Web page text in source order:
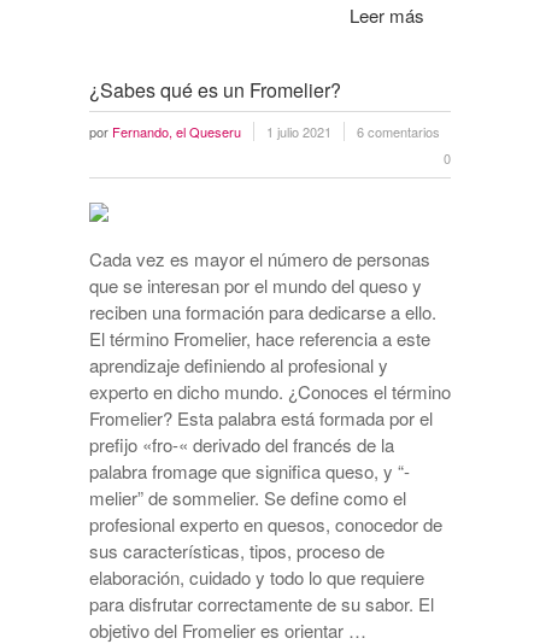
Leer más
¿Sabes qué es un Fromelier?
por Fernando, el Queseru 1 julio 2021
6 comentarios
0
Cada vez es mayor el número de personas
que se interesan por el mundo del queso y
reciben una formación para dedicarse a ello.
El término Fromelier, hace referencia a este
aprendizaje definiendo al profesional y
experto en dicho mundo. ¿Conoces el término
Fromelier? Esta palabra está formada por el
prefijo «fro-« derivado del francés de la
palabra fromage que significa queso, y “-
melier” de sommelier. Se define como el
profesional experto en quesos, conocedor de
sus características, tipos, proceso de
elaboración, cuidado y todo lo que requiere
para disfrutar correctamente de su sabor. El
objetivo del Fromelier es orientar …